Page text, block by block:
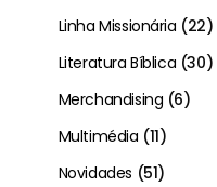
Linha Missionária (22)
Literatura Bíblica (30)
Merchandising (6)
Multimédia (11)
Novidades (51)